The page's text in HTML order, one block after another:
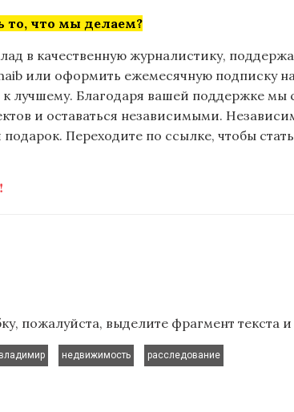
то, что мы делаем?
в качественную журналистику,
или оформить ежемесячную подписку
лучшему. Благодаря вашей поддержке
и оставаться независимыми.
Переходите по ссылке, чтобы
пожалуйста, выделите фрагмент текста
недвижимость
расследование